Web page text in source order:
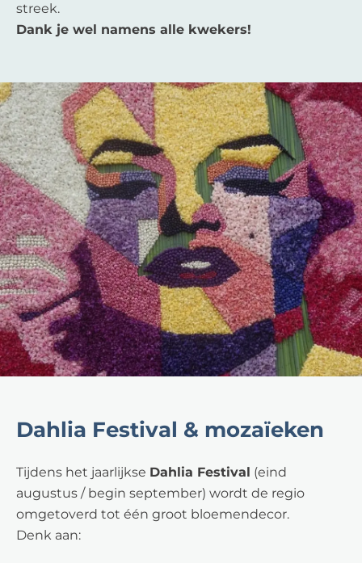
streek.
Dank je wel namens alle kwekers!
Dahlia Festival & mozaïeken
Tijdens het jaarlijkse Dahlia Festival (eind
augustus / begin september) wordt de regio
omgetoverd tot één groot bloemendecor.
Denk aan: